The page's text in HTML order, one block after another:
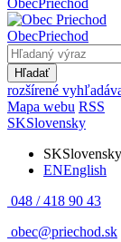
ObecPriechod
ObecPriechod
Hľadať
rozšírené
Mapa webu RSS
SKSlovensky
SKSlovensky
ENEnglish
048 / 418 90 43
obec@priechod.sk